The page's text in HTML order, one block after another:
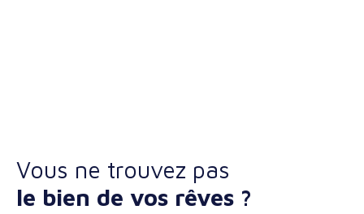
Vous ne trouvez pas
le bien de vos rêves ?